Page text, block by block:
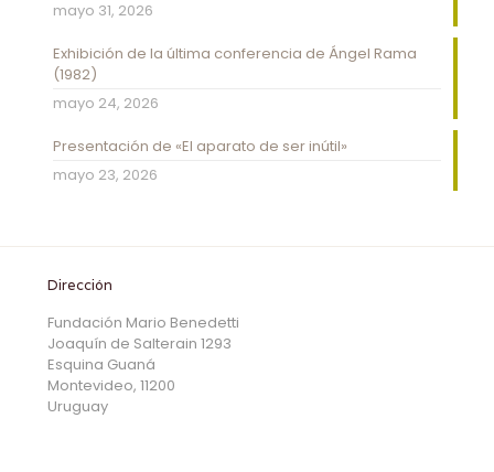
mayo 31, 2026
Exhibición de la última conferencia de Ángel Rama
(1982)
mayo 24, 2026
Presentación de «El aparato de ser inútil»
mayo 23, 2026
Dirección
Fundación Mario Benedetti
Joaquín de Salterain 1293
Esquina Guaná
Montevideo, 11200
Uruguay